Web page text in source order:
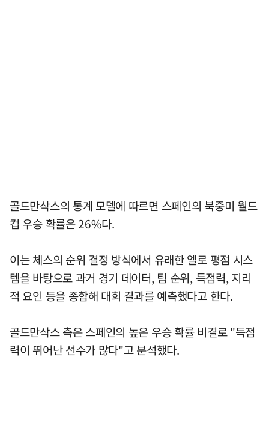
골드만삭스의 통계 모델에 따르면 스페인의 북중미 월드
컵 우승 확률은 26%다.
이는 체스의 순위 결정 방식에서 유래한 엘로 평점 시스
템을 바탕으로 과거 경기 데이터, 팀 순위, 득점력, 지리
적 요인 등을 종합해 대회 결과를 예측했다고 한다.
골드만삭스 측은 스페인의 높은 우승 확률 비결로 "득점
력이 뛰어난 선수가 많다"고 분석했다.